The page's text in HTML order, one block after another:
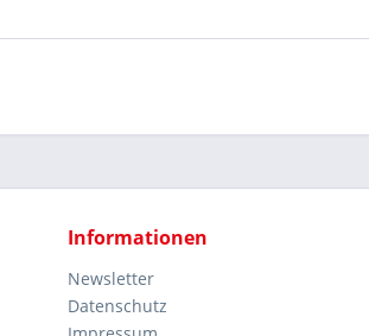
Informationen
Newsletter
Datenschutz